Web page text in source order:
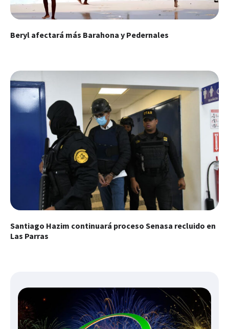
Beryl afectará más Barahona y Pedernales
Santiago Hazim continuará proceso Senasa recluido en
Las Parras